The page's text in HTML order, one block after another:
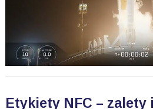
Etykiety NFC –